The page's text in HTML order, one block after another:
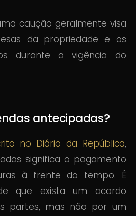
caução geralmente visa
da propriedade e os
durante a vigência do
antecipadas?
no Diário da República,
significa o pagamento
à frente do tempo. É
que exista um acordo
partes, mas não por um